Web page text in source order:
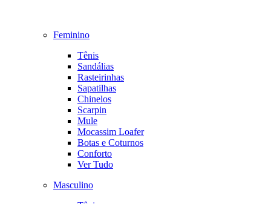
Feminino
Tênis
Sandálias
Rasteirinhas
Sapatilhas
Chinelos
Scarpin
Mule
Mocassim Loafer
Botas e Coturnos
Conforto
Ver Tudo
Masculino